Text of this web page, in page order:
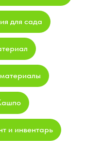
для сада
и инвентарь